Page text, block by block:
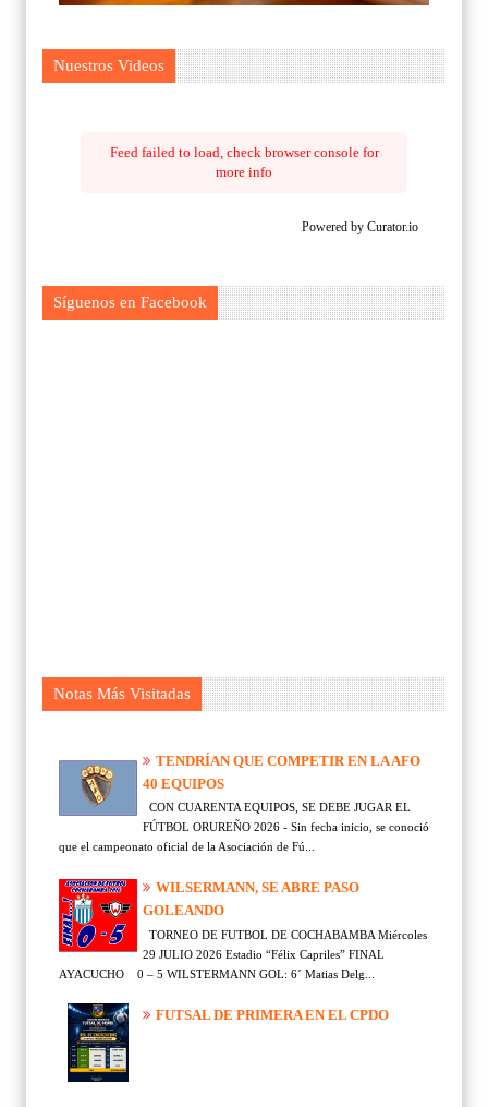
Nuestros Videos
Feed failed to load, check browser console for
more info
Powered by Curator.io
Síguenos en Facebook
Notas Más Visitadas
TENDRÍAN QUE COMPETIR EN LA AFO
40 EQUIPOS
CON CUARENTA EQUIPOS, SE DEBE JUGAR EL
FÚTBOL ORUREÑO 2026 - Sin fecha inicio, se conoció
que el campeonato oficial de la Asociación de Fú...
WILSERMANN, SE ABRE PASO
GOLEANDO
TORNEO DE FUTBOL DE COCHABAMBA Miércoles
29 JULIO 2026 Estadio “Félix Capriles” FINAL
AYACUCHO 0 – 5 WILSTERMANN GOL: 6´ Matias Delg...
FUTSAL DE PRIMERA EN EL CPDO